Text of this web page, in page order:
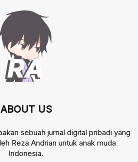
ABOUT US
sebuah jurnal digital pribadi yang
Reza Andrian untuk anak muda
Indonesia.